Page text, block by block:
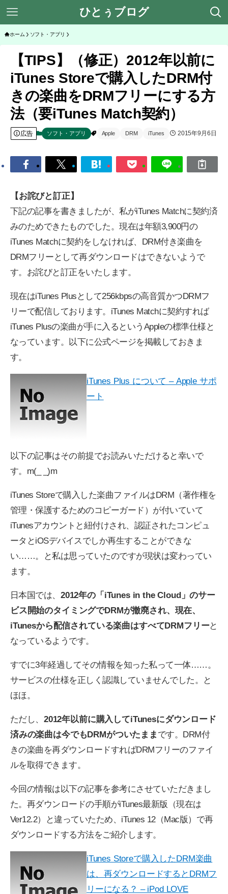
ひとぅブログ
ホーム ソフト・アプリ
【TIPS】（修正）2012年以前に
iTunes Storeで購入したDRM付
きの楽曲をDRMフリーにする方
法（要iTunes Match契約）
広告 ソフト・アプリ Apple DRM iTunes 2015年9月6日
【お詫びと訂正】
下記の記事を書きましたが、私がiTunes Matchに契約済
みのためできたものでした。現在は年額3,900円の
iTunes Matchに契約をしなければ、DRM付き楽曲を
DRMフリーとして再ダウンロードはできないようで
す。お詫びと訂正をいたします。
現在はiTunes Plusとして256kbpsの高音質かつDRMフ
リーで配信しております。iTunes Matchに契約すれば
iTunes Plusの楽曲が手に入るというAppleの標準仕様と
なっています。以下に公式ページを掲載しておきま
す。
iTunes Plus について – Apple サポ
ート
以下の記事はその前提でお読みいただけると幸いで
す。m(_ _)m
iTunes Storeで購入した楽曲ファイルはDRM（著作権を
管理・保護するためのコピーガード）が付いていて
iTunesアカウントと紐付けされ、認証されたコンピュ
ータとiOSデバイスでしか再生することができな
い……。と私は思っていたのですが現状は変わってい
ます。
日本国では、 2012年の「iTunes in the Cloud」のサー
ビス開始のタイミングでDRMが撤廃され、現在、
iTunesから配信されている楽曲はすべてDRMフリーと
なっているようです。
すでに3年経過してその情報を知った私って一体……。
サービスの仕様を正しく認識していませんでした。と
ほほ。
ただし、 2012年以前に購入してiTunesにダウンロード
済みの楽曲は今でもDRMがついたまま です。DRM付
きの楽曲を再ダウンロードすればDRMフリーのファイ
ルを取得できます。
今回の情報は以下の記事を参考にさせていただきまし
た。再ダウンロードの手順がiTunes最新版（現在は
Ver12.2）と違っていたため、iTunes 12（Mac版）で再
ダウンロードする方法をご紹介します。
iTunes Storeで購入したDRM楽曲
は、再ダウンロードするとDRMフ
リーになる？ – iPod LOVE